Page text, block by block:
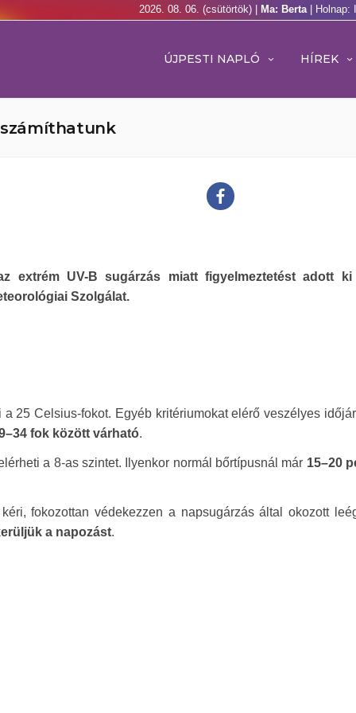
2026. 08. 06. (csütörtök) | Ma: Berta | Holnap:
ÚJPESTI NAPLÓ HÍREK
számíthatunk
extrém UV-B sugárzás miatt figyelmeztetést adott ki
Szolgálat.
25 Celsius-fokot. Egyéb kritériumokat elérő veszélyes
fok között várható.
a 8-as szintet. Ilyenkor normál bőrtípusnál már 15–20
fokozottan védekezzen a napsugárzás által okozott
a napozást.